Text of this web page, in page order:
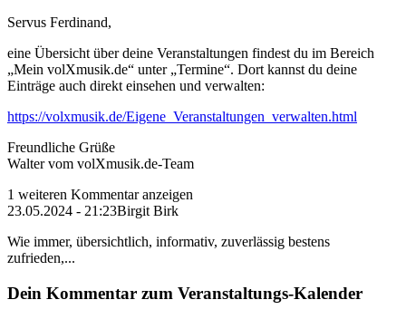
Servus Ferdinand,
eine Übersicht über deine Veranstaltungen findest du im Bereich
„Mein volXmusik.de“ unter „Termine“. Dort kannst du deine
Einträge auch direkt einsehen und verwalten:
https://volxmusik.de/Eigene_Veranstaltungen_verwalten.html
Freundliche Grüße
Walter vom volXmusik.de-Team
1 weiteren Kommentar anzeigen
23.05.2024 - 21:23Birgit Birk
Wie immer, übersichtlich, informativ, zuverlässig bestens
zufrieden,...
Dein Kommentar zum Veranstaltungs-Kalender